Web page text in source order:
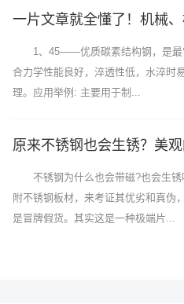
一片文章就全懂了！机械
1、45——优质碳素结构钢，是最
合力学性能良好，淬透性低，水淬时
理。应用举例: 主要用于制...
原来不锈钢也会生锈？美
不锈钢为什么也会带磁?也会生
附不锈钢板材，来考证其优劣和真伪
是冒牌假货。其实这是一种极端片...